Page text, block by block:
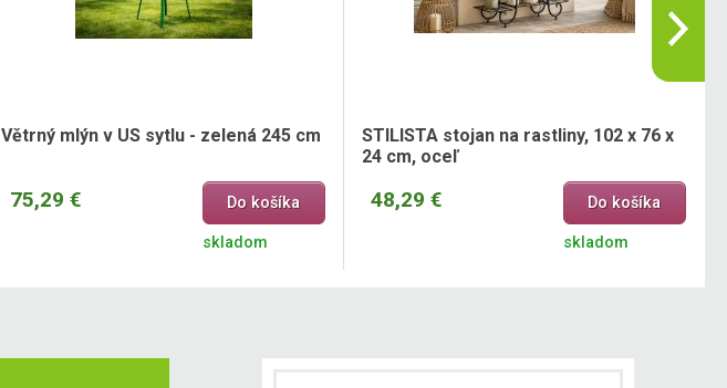
Větrný mlýn v US sytlu - zelená 245 cm
75,29 € Do košíka
skladom
STILISTA stojan na rastliny, 102 x 76 x
24 cm, oceľ
48,29 € Do košíka
skladom